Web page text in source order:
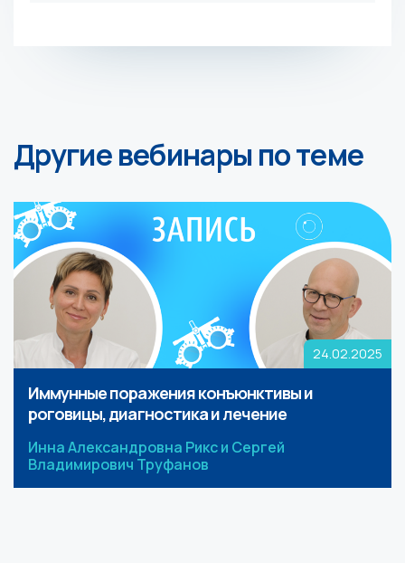
Другие вебинары по теме
24.02.2025
Иммунные поражения конъюнктивы и
роговицы, диагностика и лечение
Инна Александровна Рикс и Сергей
Владимирович Труфанов